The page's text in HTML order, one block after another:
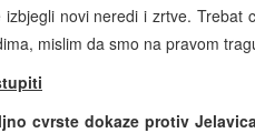
novi neredi i zrtve. Trebat
mislim da smo na pravom
cvrste dokaze protiv